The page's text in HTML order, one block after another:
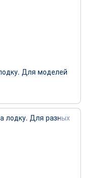
Для моделей